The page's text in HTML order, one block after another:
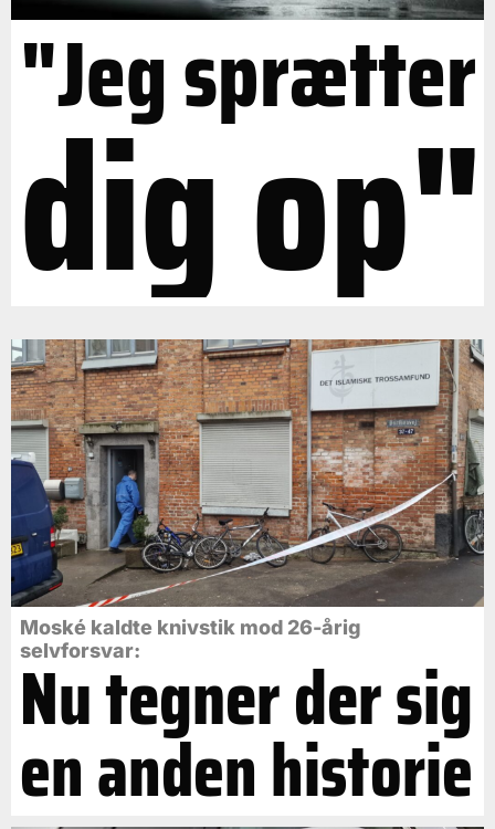
"Jeg sprætter
dig op"
Moské kaldte knivstik mod 26-årig
selvforsvar:
Nu tegner der sig
en anden historie